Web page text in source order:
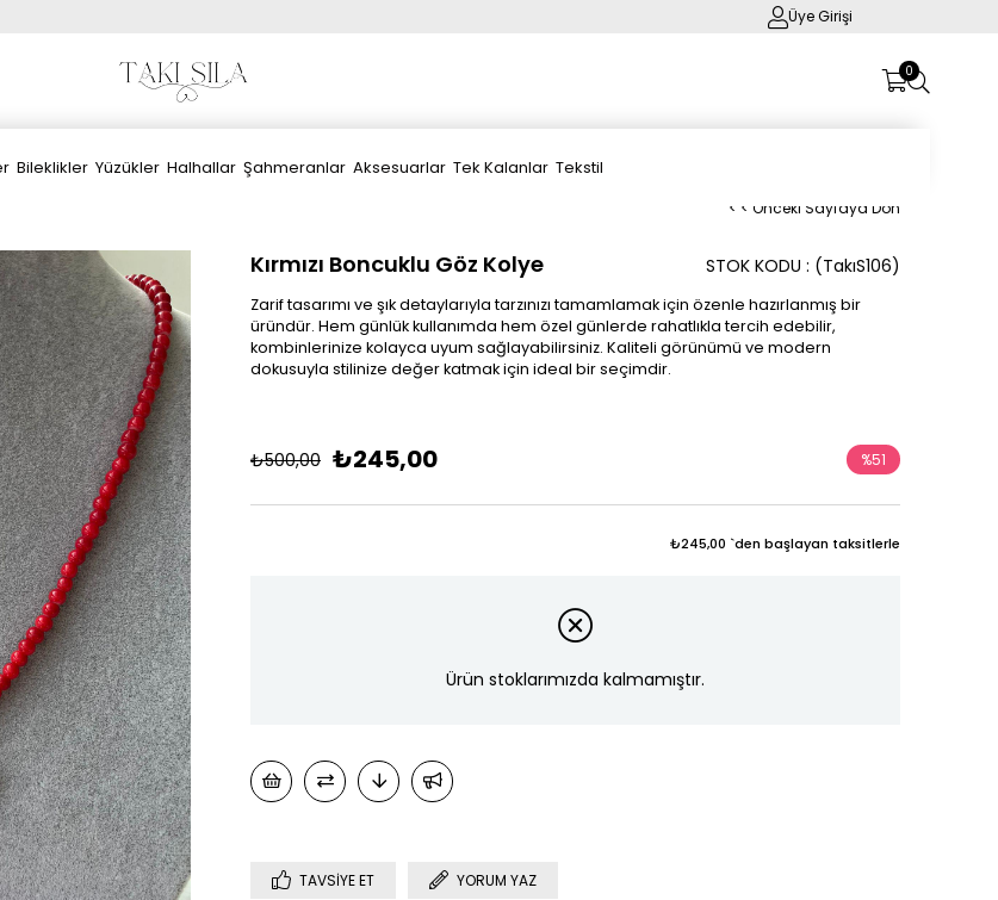
Üye Girişi
0
Bileklikler Yüzükler Halhallar Şahmeranlar Aksesuarlar Tek Kalanlar Tekstil
< < Önceki Sayfaya Dön
Kırmızı Boncuklu Göz Kolye (TakıS106)
STOK KODU
Zarif tasarımı ve şık detaylarıyla tarzınızı tamamlamak için özenle hazırlanmış bir
üründür. Hem günlük kullanımda hem özel günlerde rahatlıkla tercih edebilir,
kombinlerinize kolayca uyum sağlayabilirsiniz. Kaliteli görünümü ve modern
dokusuyla stilinize değer katmak için ideal bir seçimdir.
₺500,00 ₺245,00 %51
₺245,00 `den başlayan taksitlerle
Ürün stoklarımızda kalmamıştır.
TAVSIYE ET YORUM YAZ